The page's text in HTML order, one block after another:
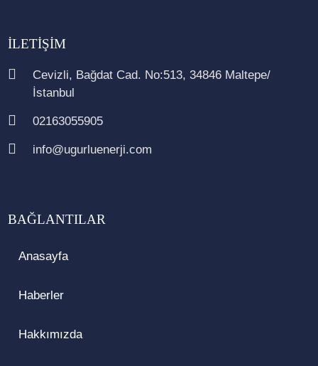
İLETIŞIM
Cevizli, Bağdat Cad. No:513, 34846 Maltepe/
İstanbul
02163055905
info@ugurluenerji.com
BAĞLANTILAR
Anasayfa
Haberler
Hakkımızda